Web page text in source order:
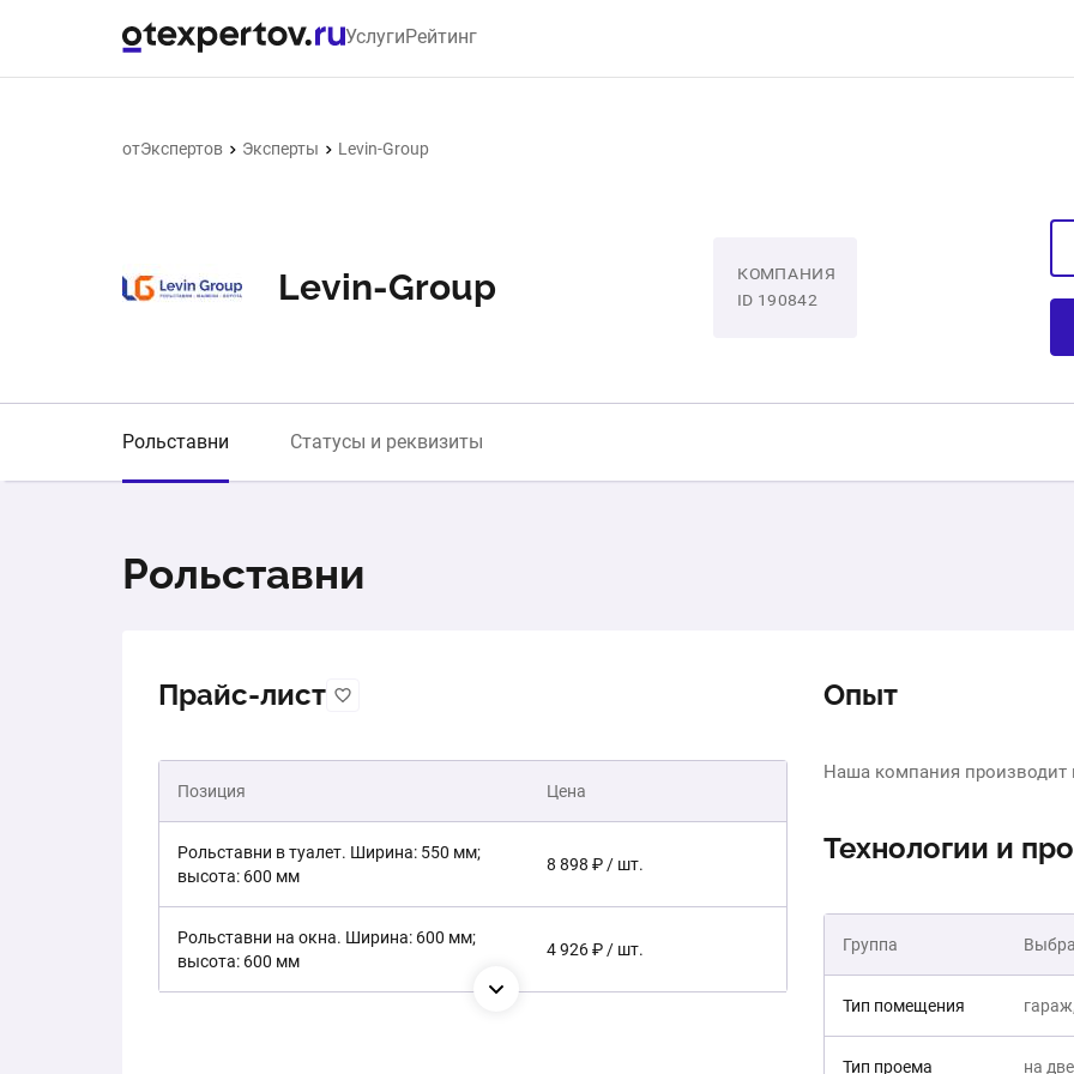
УслугиРейтинг
отЭкспертов Эксперты Levin-Group
Levin-Group
КОМПАНИЯ
ID 190842
Рольставни Статусы и реквизиты
Рольставни
Прайс-лист
Позиция Цена
Рольставни в туалет. Ширина: 550 мм;
высота: 600 мм
8 898 ₽ / шт.
Рольставни на окна. Ширина: 600 мм;
высота: 600 мм
4 926 ₽ / шт.
Опыт
Наша компания производит
Технологии и
Группа
Тип помещения
Тип проема на